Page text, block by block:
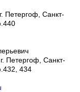
Петергоф, Санкт-
Петергоф Санкт-
434